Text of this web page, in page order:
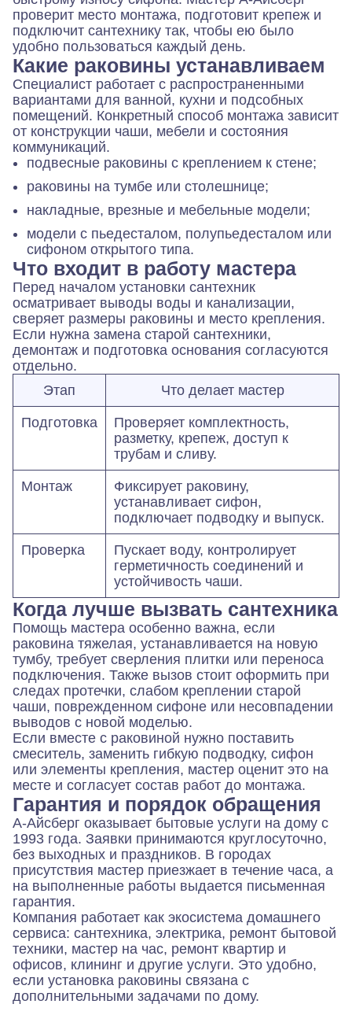
проверит место монтажа, подготовит крепеж и
подключит сантехнику так, чтобы ею было
удобно пользоваться каждый день.
Какие раковины устанавливаем
Специалист работает с распространенными
вариантами для ванной, кухни и подсобных
помещений. Конкретный способ монтажа зависит
от конструкции чаши, мебели и состояния
коммуникаций.
подвесные раковины с креплением к стене;
раковины на тумбе или столешнице;
накладные, врезные и мебельные модели;
модели с пьедесталом, полупьедесталом или
сифоном открытого типа.
Что входит в работу мастера
Перед началом установки сантехник
осматривает выводы воды и канализации,
сверяет размеры раковины и место крепления.
Если нужна замена старой сантехники,
демонтаж и подготовка основания согласуются
отдельно.
Этап
Что делает мастер
Подготовка
Проверяет комплектность,
разметку, крепеж, доступ к
трубам и сливу.
Монтаж
Фиксирует раковину,
устанавливает сифон,
подключает подводку и выпуск.
Проверка
Пускает воду, контролирует
герметичность соединений и
устойчивость чаши.
Когда лучше вызвать сантехника
Помощь мастера особенно важна, если
раковина тяжелая, устанавливается на новую
тумбу, требует сверления плитки или переноса
подключения. Также вызов стоит оформить при
следах протечки, слабом креплении старой
чаши, поврежденном сифоне или несовпадении
выводов с новой моделью.
Если вместе с раковиной нужно поставить
смеситель, заменить гибкую подводку, сифон
или элементы крепления, мастер оценит это на
месте и согласует состав работ до монтажа.
Гарантия и порядок обращения
А-Айсберг оказывает бытовые услуги на дому с
1993 года. Заявки принимаются круглосуточно,
без выходных и праздников. В городах
присутствия мастер приезжает в течение часа, а
на выполненные работы выдается письменная
гарантия.
Компания работает как экосистема домашнего
сервиса: сантехника, электрика, ремонт бытовой
техники, мастер на час, ремонт квартир и
офисов, клининг и другие услуги. Это удобно,
если установка раковины связана с
дополнительными задачами по дому.